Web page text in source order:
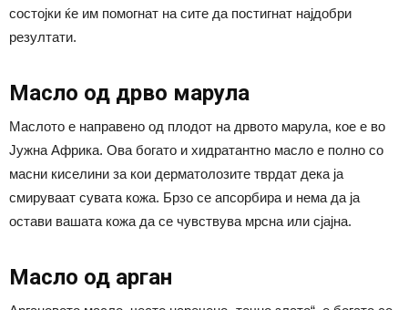
состојки ќе им помогнат на сите да постигнат најдобри
резултати.
Масло од дрво марула
Маслото е направено од плодот на дрвото марула, кое е во
Јужна Африка. Ова богато и хидратантно масло е полно со
масни киселини за кои дерматолозите тврдат дека ја
смируваат сувата кожа. Брзо се апсорбира и нема да ја
остави вашата кожа да се чувствува мрсна или сјајна.
Mасло од арган